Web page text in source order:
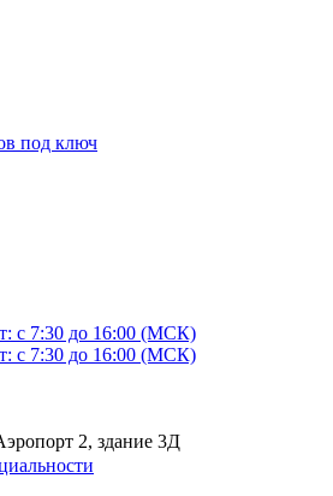
под ключ
с 7:30 до 16:00 (МСК)
с 7:30 до 16:00 (МСК)
2, здание 3Д